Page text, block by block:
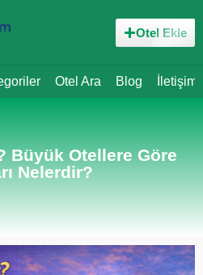
Otel Ekle
Otel Ara Blog İletişim
Büyük Otellere Göre
Nelerdir?